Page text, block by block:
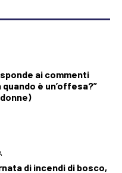
ai commenti
quando è un’offesa?”
di incendi di bosco,